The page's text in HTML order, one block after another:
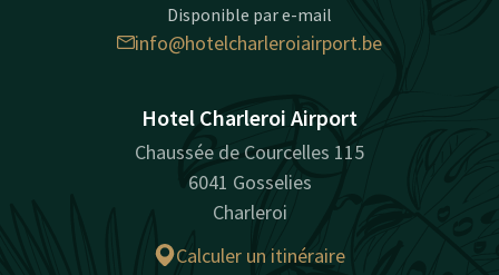
Disponible par e-mail
info@hotelcharleroiairport.be
Hotel Charleroi Airport
Chaussée de Courcelles 115
6041 Gosselies
Charleroi
Calculer un itinéraire